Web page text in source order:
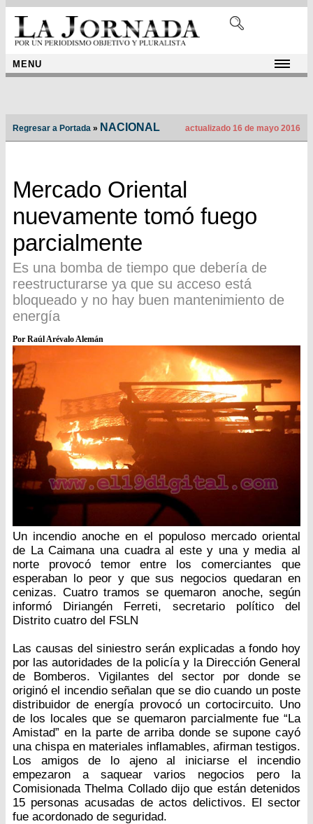
MENU
Regresar a Portada » NACIONAL actualizado 16 de mayo 2016
Mercado Oriental
nuevamente tomó fuego
parcialmente
Es una bomba de tiempo que debería de
reestructurarse ya que su acceso está
bloqueado y no hay buen mantenimiento de
energía
Por Raúl Arévalo Alemán
Un incendio anoche en el populoso mercado oriental
de La Caimana una cuadra al este y una y media al
norte provocó temor entre los comerciantes que
esperaban lo peor y que sus negocios quedaran en
cenizas. Cuatro tramos se quemaron anoche, según
informó Diriangén Ferreti, secretario político del
Distrito cuatro del FSLN
Las causas del siniestro serán explicadas a fondo hoy
por las autoridades de la policía y la Dirección General
de Bomberos. Vigilantes del sector por donde se
originó el incendio señalan que se dio cuando un poste
distribuidor de energía provocó un cortocircuito. Uno
de los locales que se quemaron parcialmente fue “La
Amistad” en la parte de arriba donde se supone cayó
una chispa en materiales inflamables, afirman testigos.
Los amigos de lo ajeno al iniciarse el incendio
empezaron a saquear varios negocios pero la
Comisionada Thelma Collado dijo que están detenidos
15 personas acusadas de actos delictivos. El sector
fue acordonado de seguridad.